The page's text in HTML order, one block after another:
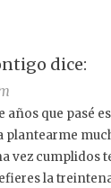
dice:
años que pasé
plantearme
vez cumplidos
la